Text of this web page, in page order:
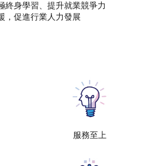
終身學習、提升就業競爭力
，促進行業人力發展
服務至上